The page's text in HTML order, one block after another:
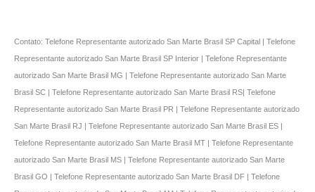
Contato: Telefone Representante autorizado San Marte Brasil SP Capital | Telefone
Representante autorizado San Marte Brasil SP Interior | Telefone Representante
autorizado San Marte Brasil MG | Telefone Representante autorizado San Marte
Brasil SC | Telefone Representante autorizado San Marte Brasil RS| Telefone
Representante autorizado San Marte Brasil PR | Telefone Representante autorizado
San Marte Brasil RJ | Telefone Representante autorizado San Marte Brasil ES |
Telefone Representante autorizado San Marte Brasil MT | Telefone Representante
autorizado San Marte Brasil MS | Telefone Representante autorizado San Marte
Brasil GO | Telefone Representante autorizado San Marte Brasil DF | Telefone